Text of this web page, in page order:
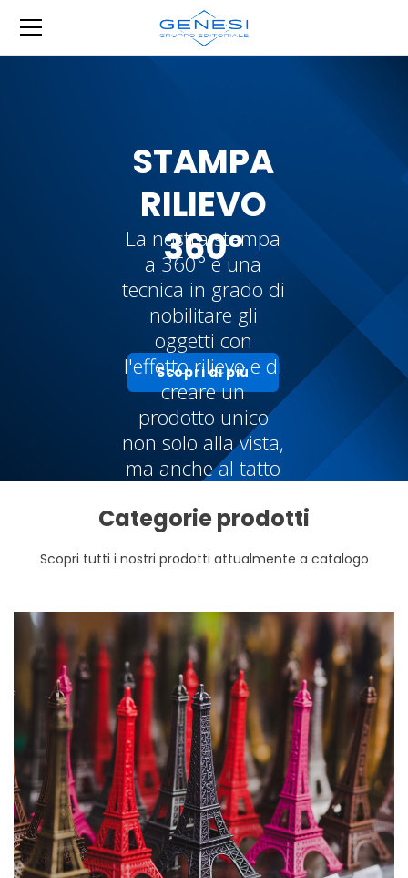
STAMPA
RILIEVO
360°
Scopri di più
La nostra stampa
a 360° è una
tecnica in grado di
nobilitare gli
oggetti con
l'effetto rilievo e di
creare un
prodotto unico
non solo alla vista,
ma anche al tatto
Categorie prodotti
Scopri tutti i nostri prodotti attualmente a catalogo